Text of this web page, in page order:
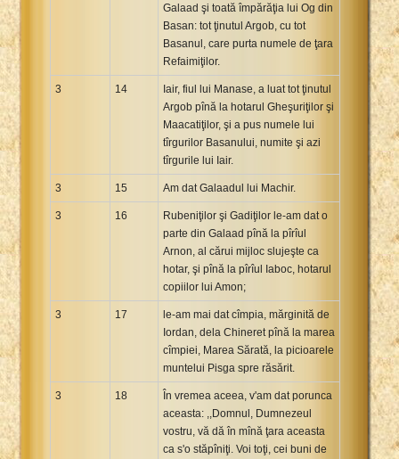
Galaad şi toată împărăţia lui Og din
Basan: tot ţinutul Argob, cu tot
Basanul, care purta numele de ţara
Refaimiţilor.
3 14
Iair, fiul lui Manase, a luat tot ţinutul
Argob pînă la hotarul Gheşuriţilor şi
Maacatiţilor, şi a pus numele lui
tîrgurilor Basanului, numite şi azi
tîrgurile lui Iair.
3 15 Am dat Galaadul lui Machir.
3 16
Rubeniţilor şi Gadiţilor le-am dat o
parte din Galaad pînă la pîrîul
Arnon, al cărui mijloc slujeşte ca
hotar, şi pînă la pîrîul Iaboc, hotarul
copiilor lui Amon;
3 17
le-am mai dat cîmpia, mărginită de
Iordan, dela Chineret pînă la marea
cîmpiei, Marea Sărată, la picioarele
muntelui Pisga spre răsărit.
3 18
În vremea aceea, v'am dat porunca
aceasta: ,,Domnul, Dumnezeul
vostru, vă dă în mînă ţara aceasta
ca s'o stăpîniţi. Voi toţi, cei buni de